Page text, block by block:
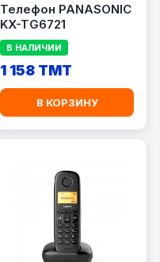
Телефон PANASONIC
KX-TG6721
В НАЛИЧИИ
1 158 TMT
В КОРЗИНУ